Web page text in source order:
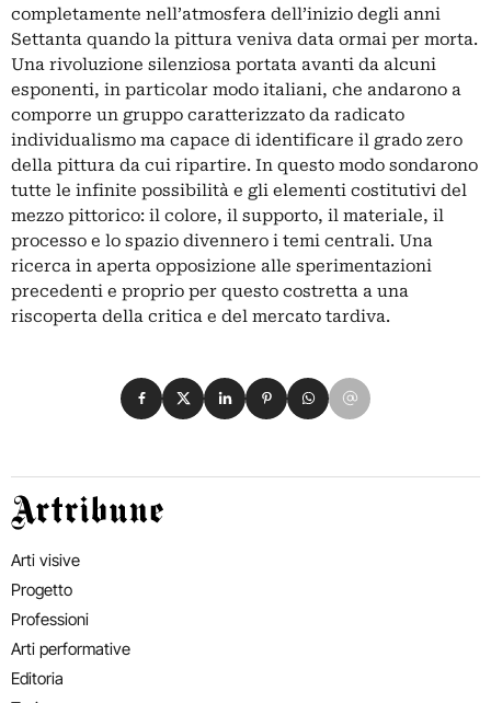
completamente nell’atmosfera dell’inizio degli anni
Settanta quando la pittura veniva data ormai per morta.
Una rivoluzione silenziosa portata avanti da alcuni
esponenti, in particolar modo italiani, che andarono a
comporre un gruppo caratterizzato da radicato
individualismo ma capace di identificare il grado zero
della pittura da cui ripartire. In questo modo sondarono
tutte le infinite possibilità e gli elementi costitutivi del
mezzo pittorico: il colore, il supporto, il materiale, il
processo e lo spazio divennero i temi centrali. Una
ricerca in aperta opposizione alle sperimentazioni
precedenti e proprio per questo costretta a una
riscoperta della critica e del mercato tardiva.
Condividi su Facebook
Condividi su X
Condividi su LinkedIn
Condividi su Pinterest
Condividi su WhatsApp
Condividi su Email
Artribune
Arti visive
Progetto
Professioni
Arti performative
Editoria